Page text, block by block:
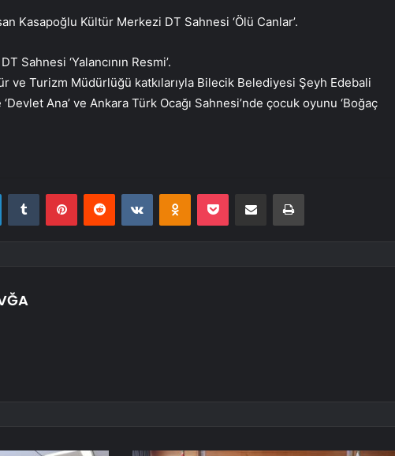
Kasapoğlu Kültür Merkezi DT Sahnesi ‘Ölü Canlar’.
Sahnesi ‘Yalancının Resmi’.
ve Turizm Müdürlüğü katkılarıyla Bilecik Belediyesi Şeyh Edebali
Ana’ ve Ankara Türk Ocağı Sahnesi’nde çocuk oyunu ‘Boğaç
LinkedInTumblr PinterestReddit VKontakteOdnoklassniki
Pocket E-Posta ile paylaş Yazdır